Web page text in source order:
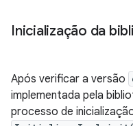
Inicialização da
Após verificar a versão
implementada pela
processo de